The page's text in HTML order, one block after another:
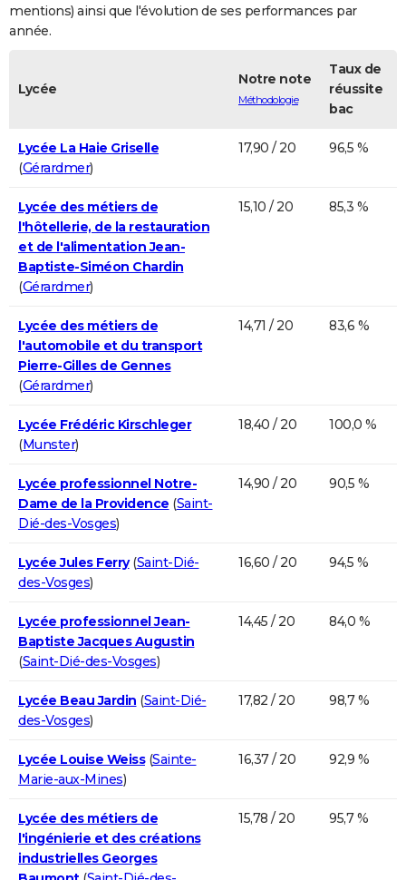
mentions) ainsi que l'évolution de ses performances par
année.
Lycée
Notre note
Méthodologie
Taux de
réussite
bac
Lycée La Haie Griselle
(Gérardmer)
17,90 / 20 96,5 %
Lycée des métiers de
l'hôtellerie, de la restauration
et de l'alimentation Jean-
Baptiste-Siméon Chardin
(Gérardmer)
15,10 / 20 85,3 %
Lycée des métiers de
l'automobile et du transport
Pierre-Gilles de Gennes
(Gérardmer)
14,71 / 20 83,6 %
Lycée Frédéric Kirschleger
(Munster)
18,40 / 20 100,0 %
Lycée professionnel Notre-
Dame de la Providence (Saint-
Dié-des-Vosges)
14,90 / 20 90,5 %
Lycée Jules Ferry(Saint-Dié-
des-Vosges)
16,60 / 20 94,5 %
Lycée professionnel Jean-
Baptiste Jacques Augustin
(Saint-Dié-des-Vosges)
14,45 / 20 84,0 %
Lycée Beau Jardin (Saint-Dié-
des-Vosges)
17,82 / 20 98,7 %
Lycée Louise Weiss(Sainte-
Marie-aux-Mines)
16,37 / 20 92,9 %
Lycée des métiers de
l'ingénierie et des créations
industrielles Georges
15,78 / 20 95,7 %